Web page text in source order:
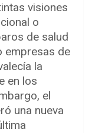
visiones
o
de salud
empresas de
la
en los
el
una nueva